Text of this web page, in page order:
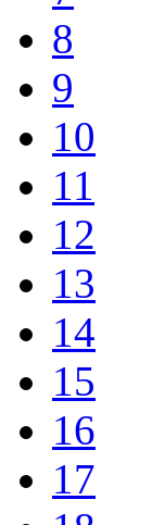
8
9
10
11
12
13
14
15
16
17